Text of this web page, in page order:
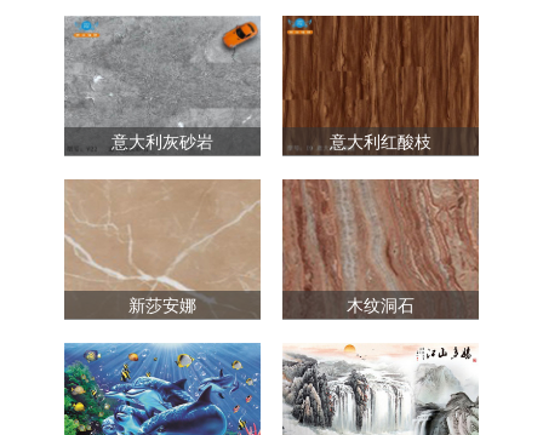
意大利灰砂岩 意大利红酸枝
新莎安娜 木纹洞石